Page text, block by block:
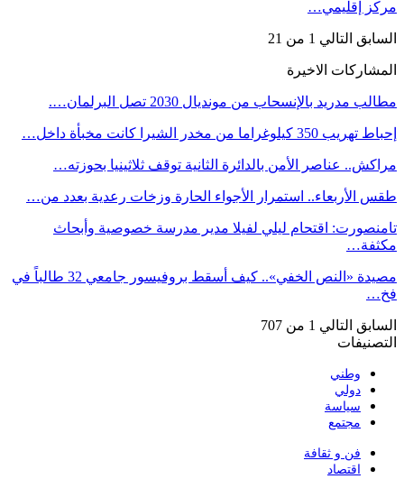
مركز إقليمي…
السابق التالي 1 من 21
المشاركات الاخيرة
مطالب مدريد بالإنسحاب من مونديال 2030 تصل البرلمان….
إحباط تهريب 350 كيلوغراما من مخدر الشيرا كانت مخبأة داخل…
مراكش.. عناصر الأمن بالدائرة الثانية توقف ثلاثينيا بحوزته…
طقس الأربعاء.. استمرار الأجواء الحارة وزخات رعدية بعدد من…
تامنصورت: اقتحام ليلي لفيلا مدير مدرسة خصوصية وأبحاث
مكثفة…
مصيدة «النص الخفي».. كيف أسقط بروفيسور جامعي 32 طالباً في
فخ…
السابق التالي 1 من 707
التصنيفات
وطني
دولي
سياسة
مجتمع
فن و ثقافة
اقتصاد